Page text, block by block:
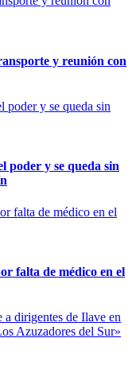
y reunión con
poder y se queda sin
falta de médico en el